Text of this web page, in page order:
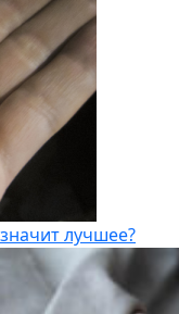
лучшее?